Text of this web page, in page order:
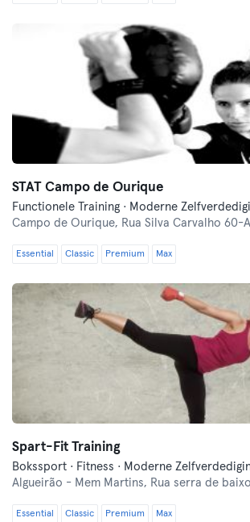
STAT Campo de Ourique
Campo de Ourique, Rua Silva Carvalho 60-A
Essential Classic Premium Max
Spart-Fit Training
Algueirão - Mem Martins, Rua serra de
Essential Classic Premium Max